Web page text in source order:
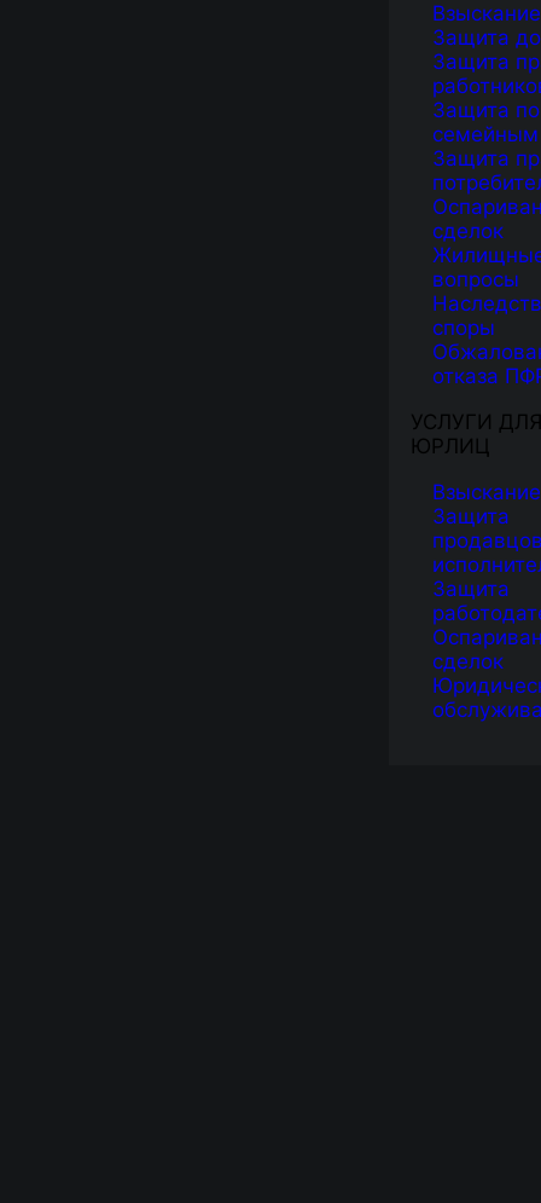
Защита
Защита
Защита по
Защита
сделок
вопросы
споры
отказа
УСЛУГИ ДЛЯ
ЮРЛИЦ
Защита
Защита
сделок